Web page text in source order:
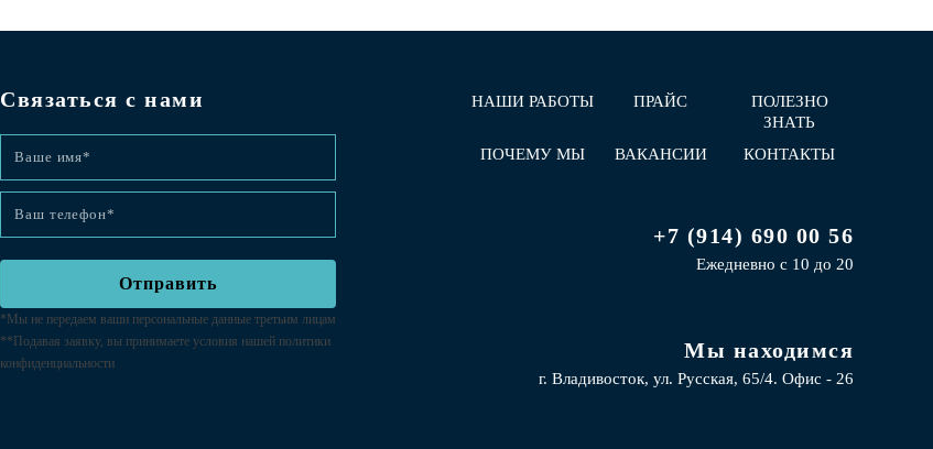
Связаться с нами
*Мы не передаем ваши персональные данные третьим лицам
**Подавая заявку, вы принимаете условия нашей политики
конфиденциальности
НАШИ РАБОТЫ ПРАЙС
ПОЛЕЗНО
ЗНАТЬ
ПОЧЕМУ МЫ
ВАКАНСИИ КОНТАКТЫ
+7 (914) 690 00 56
Ежедневно с 10 до 20
Мы находимся
г. Владивосток, ул. Русская, 65/4. Офис - 26